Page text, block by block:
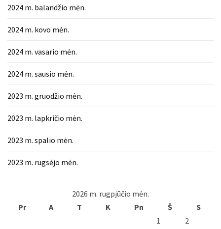
2024 m. balandžio mėn.
2024 m. kovo mėn.
2024 m. vasario mėn.
2024 m. sausio mėn.
2023 m. gruodžio mėn.
2023 m. lapkričio mėn.
2023 m. spalio mėn.
2023 m. rugsėjo mėn.
2026 m. rugpjūčio mėn.
Pr
A T K Pn Š
S
1
2